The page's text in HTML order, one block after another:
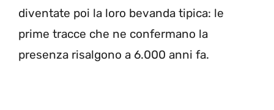
diventate poi la loro bevanda tipica: le
prime tracce che ne confermano la
presenza risalgono a 6.000 anni fa.